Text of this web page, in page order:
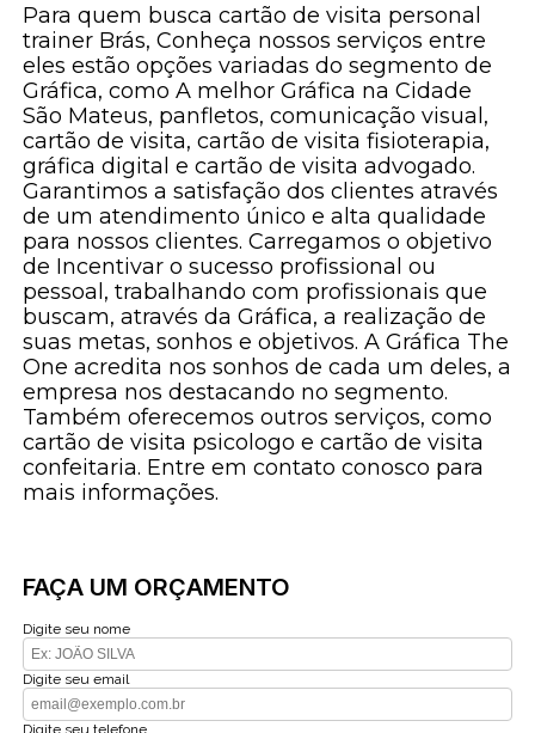
Para quem busca cartão de visita personal
trainer Brás, Conheça nossos serviços entre
eles estão opções variadas do segmento de
Gráfica, como A melhor Gráfica na Cidade
São Mateus, panfletos, comunicação visual,
cartão de visita, cartão de visita fisioterapia,
gráfica digital e cartão de visita advogado.
Garantimos a satisfação dos clientes através
de um atendimento único e alta qualidade
para nossos clientes. Carregamos o objetivo
de Incentivar o sucesso profissional ou
pessoal, trabalhando com profissionais que
buscam, através da Gráfica, a realização de
suas metas, sonhos e objetivos. A Gráfica The
One acredita nos sonhos de cada um deles, a
empresa nos destacando no segmento.
Também oferecemos outros serviços, como
cartão de visita psicologo e cartão de visita
confeitaria. Entre em contato conosco para
mais informações.
FAÇA UM ORÇAMENTO
Digite seu nome
Digite seu email
Digite seu telefone